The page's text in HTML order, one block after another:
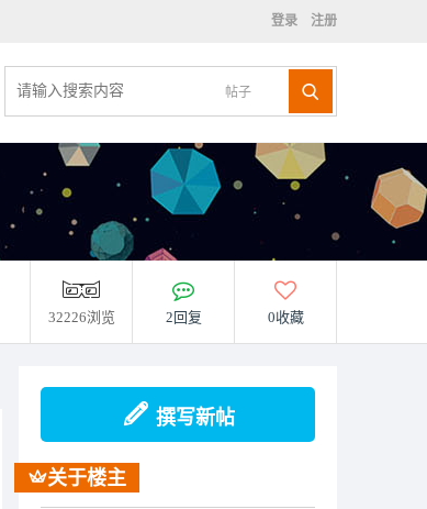
登录 注册
帖子
32226浏览 2回复 0收藏
撰写新帖
关于楼主